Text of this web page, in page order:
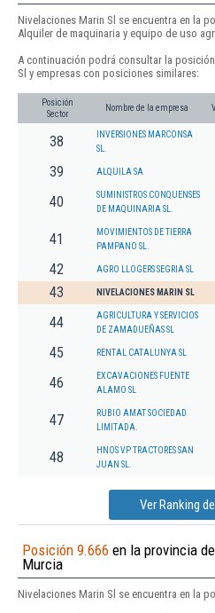
Nivelaciones Marin Sl se encuentra en la
Alquiler de maquinaria y equipo de uso
A continuación podrá consultar la
Sl y empresas con posiciones similares:
Posición
Sector
Nombre de la empresa
38
INVERSIONES MARCONSA
SL.
39 ALQUILA SA
40
SUMINISTROS CONQUENSES
DE MAQUINARIA SL.
41
MOVIMIENTOS DE TIERRA
PAMPANO SL.
42 AGRO LLOGERS SEGRIA SL
43 NIVELACIONES MARIN SL
44
AGRICULTURA Y SERVICIOS
DE ZAMADUEÑAS SL
45 RENTAL CATALUNYA SL
46
EXCAVACIONES FUENTE
ALAMO SL
47
RUBIO AMAT SOCIEDAD
LIMITADA.
48
HNOS VP TRACTORES SAN
JUAN SL.
Ver Ranking
Posición 9.666 en la provincia de
Murcia
Nivelaciones Marin Sl se encuentra en la